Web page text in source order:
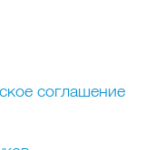
соглашение